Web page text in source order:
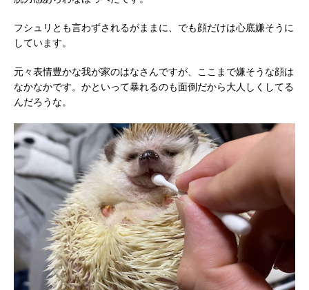
フシュリとも言わずされるがままに、でも顔だけは心底嫌そうに
しています。
元々表情豊かな我が家のはなさんですが、ここまで嫌そうな顔は
なかなかです。かといって暴れるのも面倒だから大人しくしてる
んだろうな。